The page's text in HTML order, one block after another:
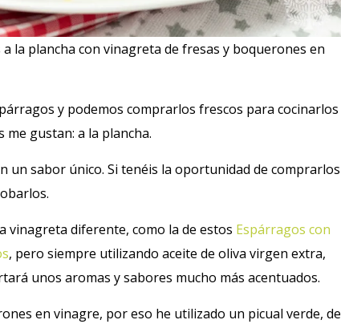
la plancha con vinagreta de fresas y boquerones en
y podemos comprarlos frescos para cocinarlos
me gustan: a la plancha.
un sabor único. Si tenéis la oportunidad de comprarlos
vinagreta diferente, como la de estos Espárragos con
, pero siempre utilizando aceite de oliva virgen extra,
unos aromas y sabores mucho más acentuados.
en vinagre, por eso he utilizado un picual verde, de